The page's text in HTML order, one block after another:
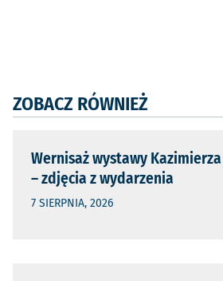
ZOBACZ RÓWNIEŻ
Wernisaż wystawy
– zdjęcia z wydarzenia
7 SIERPNIA, 2026